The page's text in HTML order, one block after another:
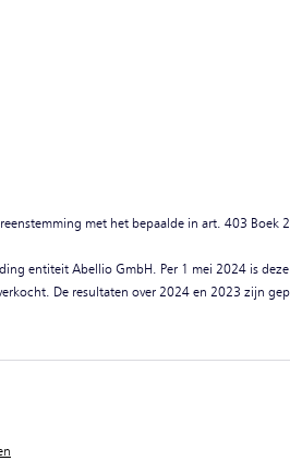
met het bepaalde in art. 403 Boek
entiteit Abellio GmbH. Per 1 mei 2024 is
De resultaten over 2024 en 2023 zijn